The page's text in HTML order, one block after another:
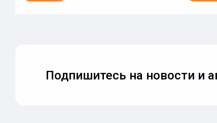
Подпишитесь на новости и